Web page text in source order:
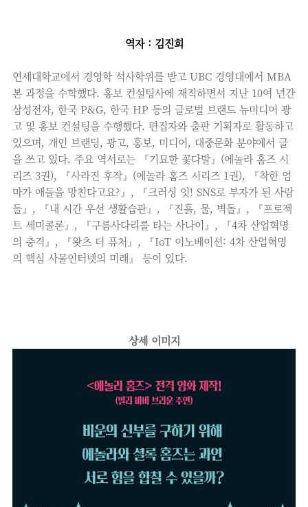
역자 : 김진희
연세대학교에서 경영학 석사학위를 받고 UBC 경영대에서 MBA
본 과정을 수학했다. 홍보 컨설팅사에 재직하면서 지난 10여 년간
삼성전자, 한국 P&G, 한국 HP 등의 글로벌 브랜드 뉴미디어 광
고 및 홍보 컨설팅을 수행했다. 편집자와 출판 기획자로 활동하고
있으며, 개인 브랜딩, 광고, 홍보, 미디어, 대중문화 분야에서 글
을 쓰고 있다. 주요 역서로는 『기묘한 꽃다발』(에놀라 홈즈 시
리즈 3권), 『사라진 후작』(에놀라 홈즈 시리즈 1권), 『착한 엄
마가 애들을 망친다고요?』, 『크러싱 잇! SNS로 부자가 된 사람
들』, 『내 시간 우선 생활습관』, 『진흙, 물, 벽돌』, 『프로젝
트 세미콜론』, 『구름사다리를 타는 사나이』, 『4차 산업혁명
의 충격』, 『왓츠 더 퓨처』, 『IoT 이노베이션: 4차 산업혁명
의 핵심 사물인터넷의 미래』 등이 있다.
상세 이미지